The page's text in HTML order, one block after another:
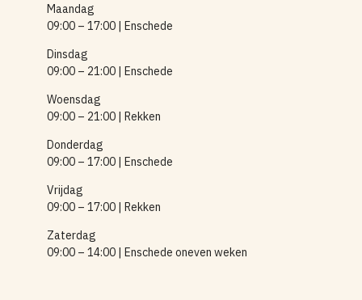
Maandag
09:00 – 17:00 | Enschede
Dinsdag
09:00 – 21:00 | Enschede
Woensdag
09:00 – 21:00 | Rekken
Donderdag
09:00 – 17:00 | Enschede
Vrijdag
09:00 – 17:00 | Rekken
Zaterdag
09:00 – 14:00 | Enschede oneven weken